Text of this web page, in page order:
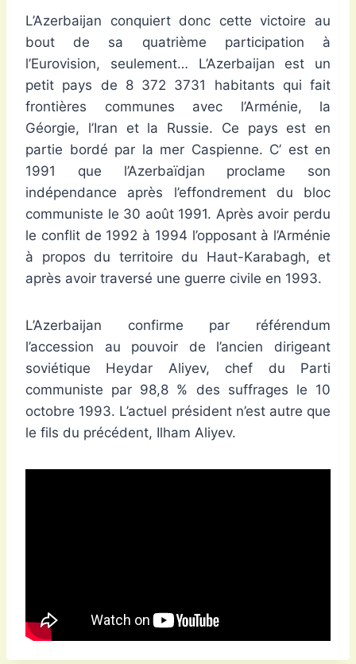
L’Azerbaijan conquiert donc cette victoire au
bout de sa quatrième participation à
l’Eurovision, seulement… L’Azerbaijan est un
petit pays de 8 372 3731 habitants qui fait
frontières communes avec l’Arménie, la
Géorgie, l’Iran et la Russie. Ce pays est en
partie bordé par la mer Caspienne. C’ est en
1991 que l’Azerbaïdjan proclame son
indépendance après l’effondrement du bloc
communiste le 30 août 1991. Après avoir perdu
le conflit de 1992 à 1994 l’opposant à l’Arménie
à propos du territoire du Haut-Karabagh, et
après avoir traversé une guerre civile en 1993.
L’Azerbaijan confirme par référendum
l’accession au pouvoir de l’ancien dirigeant
soviétique Heydar Aliyev, chef du Parti
communiste par 98,8 % des suffrages le 10
octobre 1993. L’actuel président n’est autre que
le fils du précédent, Ilham Aliyev.